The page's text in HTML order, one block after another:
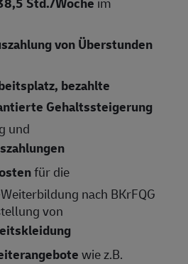
von Überstunden
bezahlte
Gehaltssteigerung
und
für die
nach BKrFQG
von
wie z.B.